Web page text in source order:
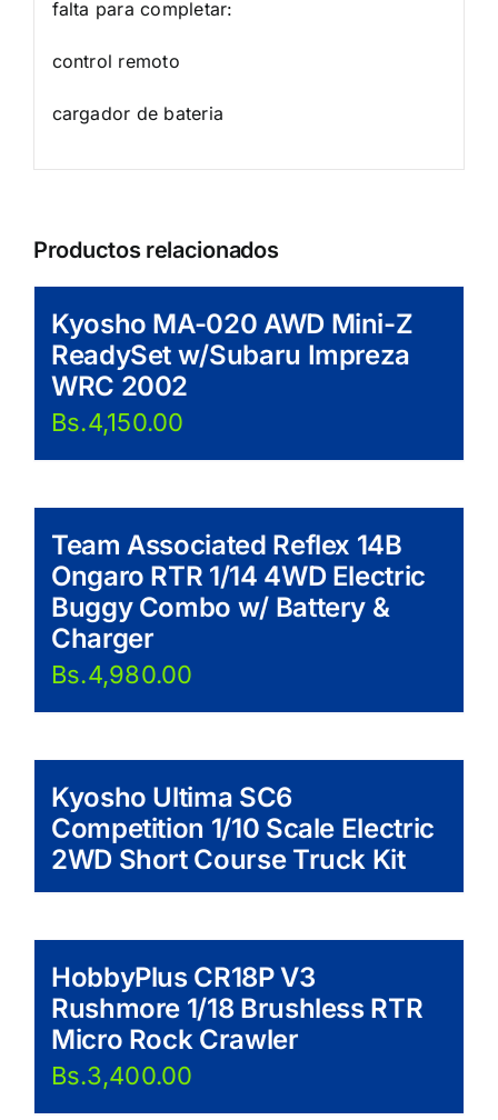
falta para completar:
control remoto
cargador de bateria
Productos relacionados
Kyosho MA-020 AWD Mini-Z
ReadySet w/Subaru Impreza
WRC 2002
Bs.4,150.00
Team Associated Reflex 14B
Ongaro RTR 1/14 4WD Electric
Buggy Combo w/ Battery &
Charger
Bs.4,980.00
Kyosho Ultima SC6
Competition 1/10 Scale Electric
2WD Short Course Truck Kit
HobbyPlus CR18P V3
Rushmore 1/18 Brushless RTR
Micro Rock Crawler
Bs.3,400.00